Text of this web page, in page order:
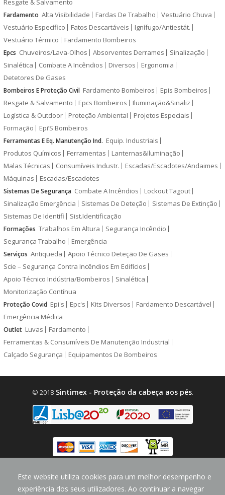
Este website utiliza cookies para um melhor desempenho e
experiência dos seus utilizadores. Ao continuar a navegar
Fardamento Alta Visibilidade Fardas De Trabalho
Vestuário Chuva
Vestuário Específico
Fatos Descartáveis
Ignífugo/Antiestát.
Vestuário Térmico
Fardamento Bombeiros
Epcs Chuveiros/Lava-Olhos Absorventes Derrames
Sinalização
Sinalética
Combate A Incêndios Diversos
Ergonomia
Detetores De Gases
Bombeiros E Proteção Civil Fardamento Bombeiros
Epis Bombeiros
Resgate & Salvamento
Epcs Bombeiros
Iluminação&Sinaliz
Logística & Outdoor
Proteção Ambiental
Projetos Especiais
Formação
Epi’S Bombeiros
Ferramentas E Eq. Manutenção Ind. Equip. Industriais
Produtos Químicos
Ferramentas
Lanternas&Iluminação
Malas Técnicas
Consumíveis Industr.
Escadas/Escadotes/Andaimes
Máquinas
Escadas/Escadotes
Sistemas De Segurança Combate A Incêndios
Lockout Tagout
Sinalização Emergência
Sistemas De Deteção
Sistemas De Extinção
Sistemas De Identifi
Sist.Identificação
Formações Trabalhos Em Altura
Segurança Incêndio
Segurança Trabalho
Emergência
Serviços Antiqueda
Apoio Técnico Deteção De Gases
Scie – Segurança Contra Incêndios Em Edifícios
Apoio Técnico Indústria/Bombeiros
Sinalética
Monitorização Contínua
Proteção Covid Epi's Epc's Kits Diversos
Fardamento Descartável
Emergência Médica
Outlet Luvas
Fardamento
Ferramentas & Consumíveis De Manutenção Industrial
Calçado Segurança
Equipamentos De Bombeiros
© 2018Sintimex - Proteção da cabeça aos pés.
design byCodeMind.PT
Parceiro Digital desde 2018 Top 5% PME